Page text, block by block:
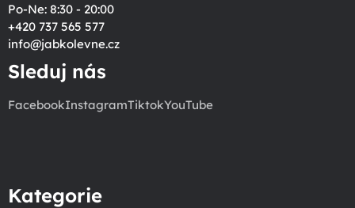
Po-Ne: 8:30 - 20:00
+420 737 565 577
info@jabkolevne.cz
Sleduj nás
FacebookInstagramTiktokYouTube
Kategorie